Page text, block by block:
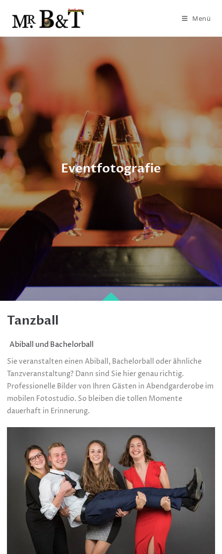
Menü
Eventfotografie
Tanzball
Abiball und Bachelorball
Sie veranstalten einen Abiball, Bachelorball oder ähnliche
Tanzveranstaltung? Dann sind Sie hier genau richtig.
Professionelle Bilder von Ihren Gästen in Abendgarderobe im
mobilen Fotostudio. So bleiben die tollen Momente
dauerhaft in Erinnerung.